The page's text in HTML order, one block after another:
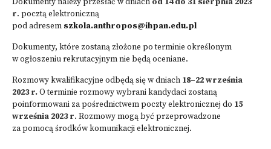
Dokumenty należy przesłać w dniach od 14 do 31 sierpnia 2023
r. pocztą elektroniczną
pod adresem szkola.anthropos@ihpan.edu.pl
Dokumenty, które zostaną złożone po terminie określonym
w ogłoszeniu rekrutacyjnym nie będą oceniane.
Rozmowy kwalifikacyjne odbędą się w dniach 18–22 września
2023 r.O terminie rozmowy wybrani kandydaci zostaną
poinformowani za pośrednictwem poczty elektronicznej do 15
września 2023 r. Rozmowy mogą być przeprowadzone
za pomocą środków komunikacji elektronicznej.